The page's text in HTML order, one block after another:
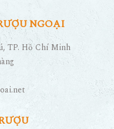
NGOẠI
TP. Hồ Chí Minh